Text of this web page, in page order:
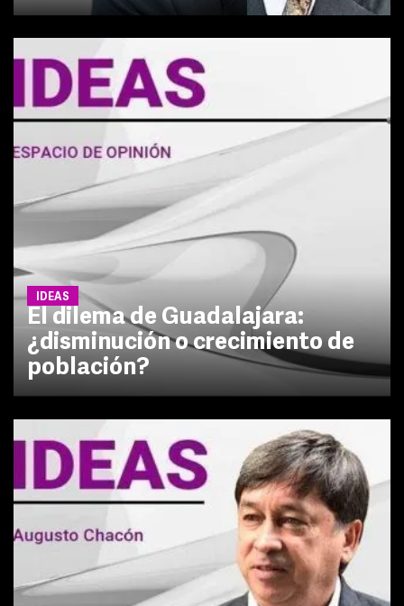
IDEAS
El dilema de Guadalajara:
¿disminución o crecimiento de
población?